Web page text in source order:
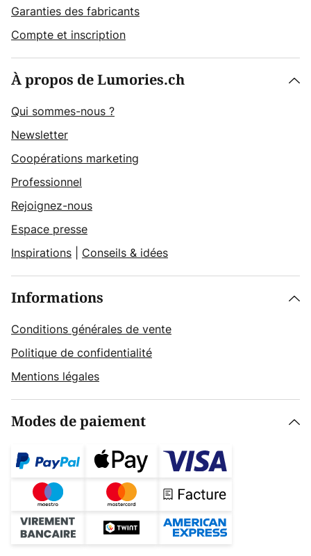
Garanties des fabricants
Compte et inscription
À propos de Lumories.ch
Qui sommes-nous ?
Newsletter
Coopérations marketing
Professionnel
Rejoignez-nous
Espace presse
Inspirations
Conseils & idées
Informations
Conditions générales de vente
Politique de confidentialité
Mentions légales
Modes de paiement